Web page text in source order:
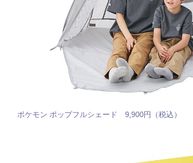
ポケモン ポップフルシェード 9,900円（税込）